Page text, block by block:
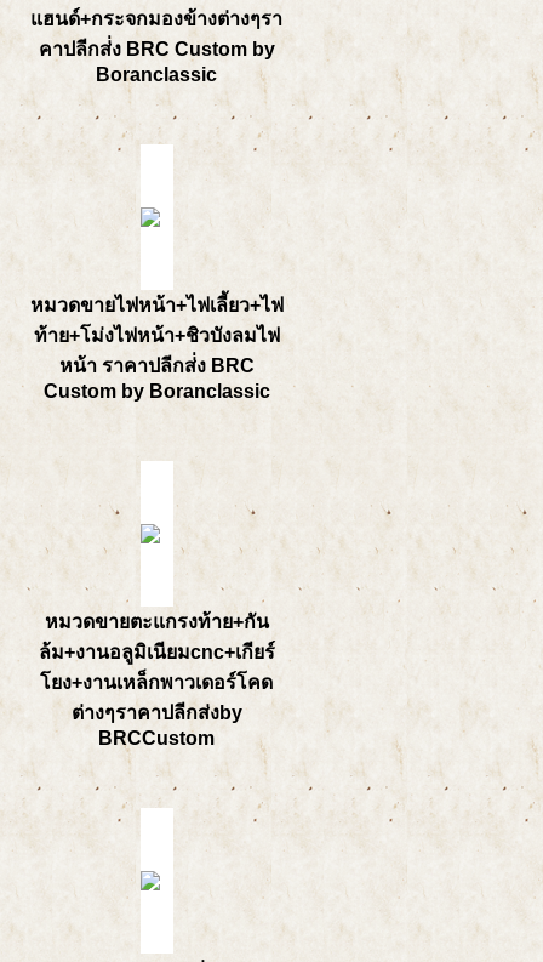
แฮนด์+กระจกมองข้างต่างๆรา
คาปลีกส่่ง BRC Custom by
Boranclassic
หมวดขายไฟหน้า+ไฟเลี้ยว+ไฟ
ท้าย+โม่งไฟหน้า+ชิวบังลมไฟ
หน้า ราคาปลีกส่่ง BRC
Custom by Boranclassic
หมวดขายตะแกรงท้าย+กัน
ล้ม+งานอลูมิเนียมcnc+เกียร์
โยง+งานเหล็กพาวเดอร์โคด
ต่างๆราคาปลีกส่งby
BRCCustom